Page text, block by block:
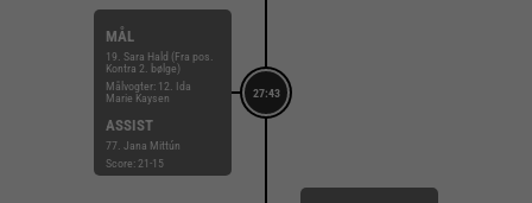
27:43
MÅL
19. Sara Hald (Fra pos.
Kontra 2. bølge)
Målvogter: 12. Ida
Marie Kaysen
ASSIST
77. Jana Mittún
Score: 21-15